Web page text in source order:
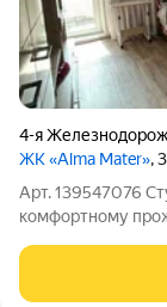
4-я
ЖК «Alma Mater»,
Арт. 139547076
комфортному
качественным
вариант как для